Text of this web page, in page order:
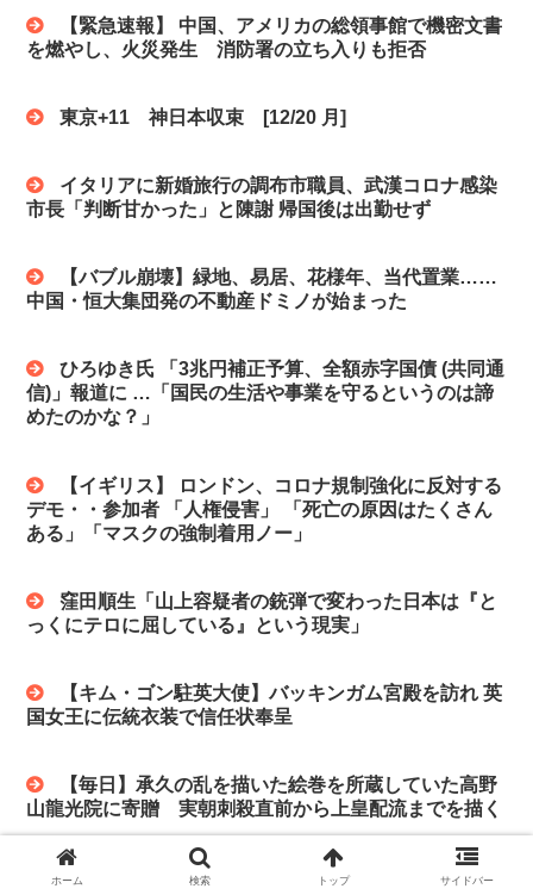
を燃やし、火災発生 消防署の立ち入りも拒否
東京+11 神日本収束 [12/20 月]
市長「判断甘かった」と陳謝 帰国後は出勤せず
中国・恒大集団発の不動産ドミノが始まった
信)」報道に …「国民の生活や事業を守るというのは諦
めたのかな？」
デモ・・参加者 「人権侵害」 「死亡の原因はたくさん
ある」「マスクの強制着用ノー」
っくにテロに屈している』という現実」
国女王に伝統衣装で信任状奉呈
山龍光院に寄贈 実朝刺殺直前から上皇配流までを描く
【速報】 中国、食品ベンダーが粉末で作った偽イカ
ホーム 検索 トップ サイドバー